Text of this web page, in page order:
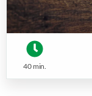
40 min.